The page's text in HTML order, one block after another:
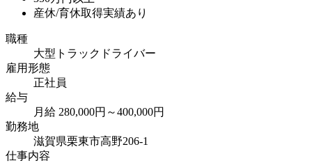
産休/育休取得実績あり
職種
大型トラックドライバー
雇用形態
正社員
給与
月給 280,000円～400,000円
勤務地
滋賀県栗東市高野206-1
仕事内容